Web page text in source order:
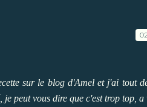
sur le blog d'Amelet j'ai tout
je peut vous dire que c'est trop top, a